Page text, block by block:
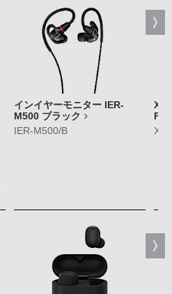
インイヤーモニター IER-
M500 ブラック
IER-M500/B